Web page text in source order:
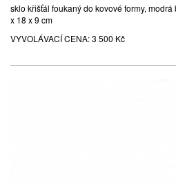
sklo křišťál foukaný do kovové formy,
x 18 x 9 cm
VYVOLÁVACÍ CENA:3 500 Kč